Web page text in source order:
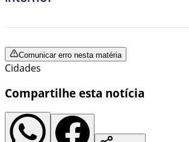
Comunicar erro nesta matéria
Cidades
Compartilhe esta notícia